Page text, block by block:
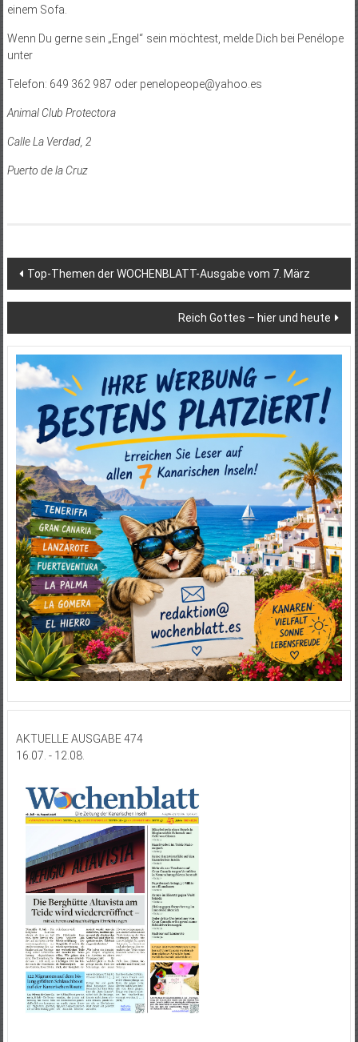
einem Sofa.
Wenn Du gerne sein „Engel“ sein möchtest, melde Dich bei Penélope
unter
Telefon: 649 362 987 oder penelopeope@yahoo.es
Animal Club Protectora
Calle La Verdad, 2
Puerto de la Cruz
Beitragsnavigation
Top-Themen der WOCHENBLATT-Ausgabe vom 7. März
Reich Gottes – hier und heute
AKTUELLE AUSGABE 474
16.07. - 12.08.